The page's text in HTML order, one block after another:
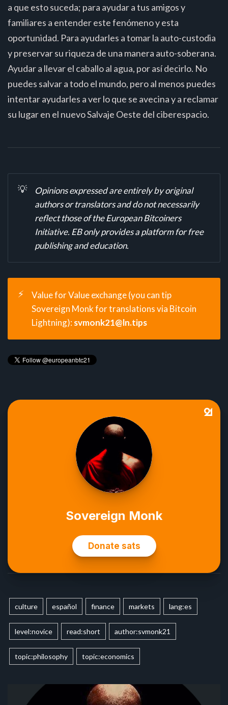
a que esto suceda; para ayudar a tus amigos y
familiares a entender este fenómeno y esta
oportunidad. Para ayudarles a tomar la auto-custodia
y preservar su riqueza de una manera auto-soberana.
Ayudar a llevar el caballo al agua, por así decirlo. No
puedes salvar a todo el mundo, pero al menos puedes
intentar ayudarles a ver lo que se avecina y a reclamar
su lugar en el nuevo Salvaje Oeste del ciberespacio.
💡
Opinions expressed are entirely by original
authors or translators and do not necessarily
reflect those of the European Bitcoiners
Initiative. EB only provides a platform for free
publishing and education.
⚡
Value for Value exchange (you can tip
Sovereign Monk for translations via Bitcoin
Lightning):svmonk21@ln.tips
culture español finance markets lang:es
level:novice read:short author:svmonk21
topic:philosophy topic:economics